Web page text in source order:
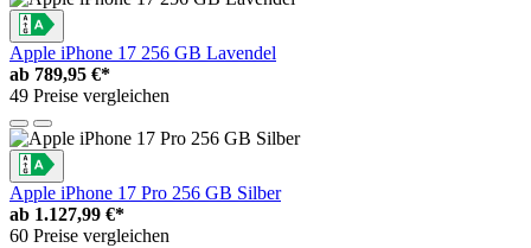
Apple iPhone 17 256 GB Lavendel
ab 789,95 €*
49 Preise vergleichen
Apple iPhone 17 Pro 256 GB Silber
ab 1.127,99 €*
60 Preise vergleichen